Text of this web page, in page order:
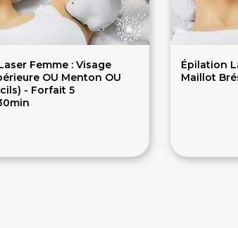
Femme : Visage
OU Menton OU
- Forfait 5
Épilation
Maillot